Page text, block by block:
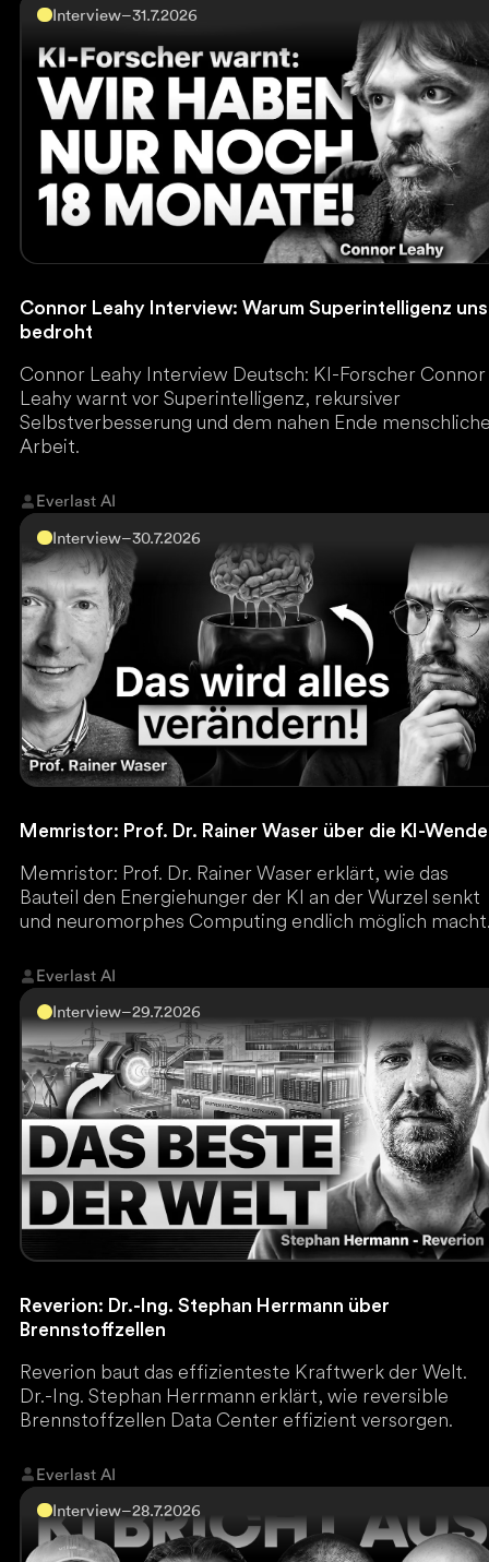
Interview–31.7.2026
Connor Leahy Interview: Warum Superintelligenz uns
bedroht
Connor Leahy Interview Deutsch: KI-Forscher Connor
Leahy warnt vor Superintelligenz, rekursiver
Selbstverbesserung und dem nahen Ende
Arbeit.
Everlast AI
Interview–30.7.2026
Memristor: Prof. Dr. Rainer Waser über die KI-Wende
Memristor: Prof. Dr. Rainer Waser erklärt, wie das
Bauteil den Energiehunger der KI an der Wurzel senkt
und neuromorphes Computing endlich möglich
Everlast AI
Interview–29.7.2026
Reverion: Dr.-Ing. Stephan Herrmann über
Brennstoffzellen
Reverion baut das effizienteste Kraftwerk der Welt.
Dr.-Ing. Stephan Herrmann erklärt, wie reversible
Brennstoffzellen Data Center effizient versorgen.
Everlast AI
Interview–28.7.2026